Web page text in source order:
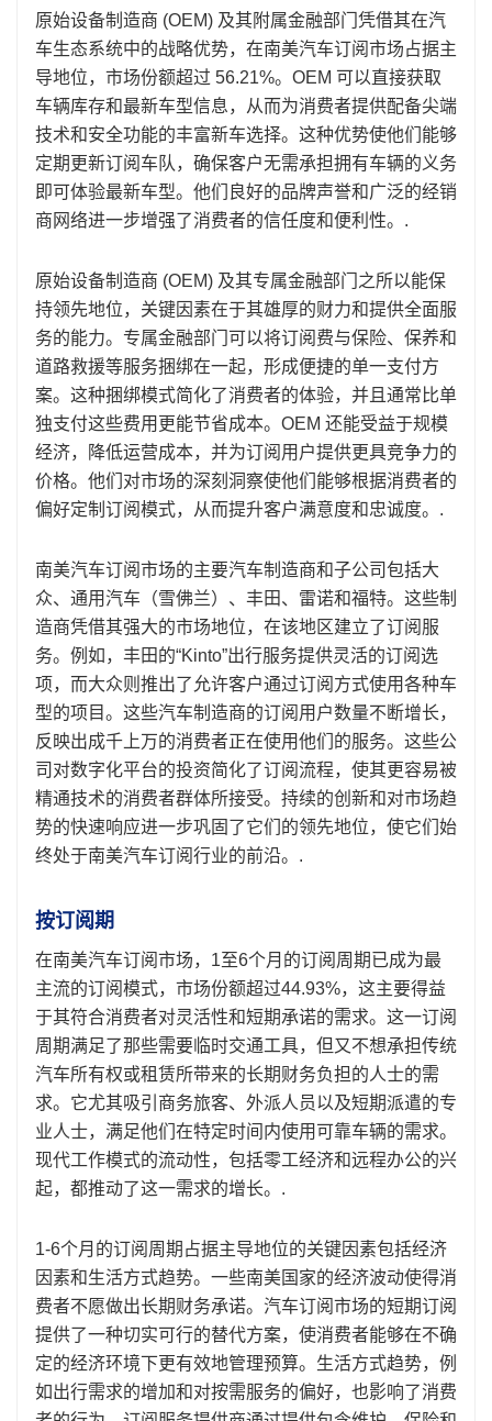
原始设备制造商 (OEM) 及其附属金融部门凭借其在汽
车生态系统中的战略优势，在南美汽车订阅市场占据主
导地位，市场份额超过 56.21%。OEM 可以直接获取
车辆库存和最新车型信息，从而为消费者提供配备尖端
技术和安全功能的丰富新车选择。这种优势使他们能够
定期更新订阅车队，确保客户无需承担拥有车辆的义务
即可体验最新车型。他们良好的品牌声誉和广泛的经销
商网络进一步增强了消费者的信任度和便利性。.
原始设备制造商 (OEM) 及其专属金融部门之所以能保
持领先地位，关键因素在于其雄厚的财力和提供全面服
务的能力。专属金融部门可以将订阅费与保险、保养和
道路救援等服务捆绑在一起，形成便捷的单一支付方
案。这种捆绑模式简化了消费者的体验，并且通常比单
独支付这些费用更能节省成本。OEM 还能受益于规模
经济，降低运营成本，并为订阅用户提供更具竞争力的
价格。他们对市场的深刻洞察使他们能够根据消费者的
偏好定制订阅模式，从而提升客户满意度和忠诚度。.
南美汽车订阅市场的主要汽车制造商和子公司包括大
众、通用汽车（雪佛兰）、丰田、雷诺和福特。这些制
造商凭借其强大的市场地位，在该地区建立了订阅服
务。例如，丰田的“Kinto”出行服务提供灵活的订阅选
项，而大众则推出了允许客户通过订阅方式使用各种车
型的项目。这些汽车制造商的订阅用户数量不断增长，
反映出成千上万的消费者正在使用他们的服务。这些公
司对数字化平台的投资简化了订阅流程，使其更容易被
精通技术的消费者群体所接受。持续的创新和对市场趋
势的快速响应进一步巩固了它们的领先地位，使它们始
终处于南美汽车订阅行业的前沿。.
按订阅期
在南美汽车订阅市场，1至6个月的订阅周期已成为最
主流的订阅模式，市场份额超过44.93%，这主要得益
于其符合消费者对灵活性和短期承诺的需求。这一订阅
周期满足了那些需要临时交通工具，但又不想承担传统
汽车所有权或租赁所带来的长期财务负担的人士的需
求。它尤其吸引商务旅客、外派人员以及短期派遣的专
业人士，满足他们在特定时间内使用可靠车辆的需求。
现代工作模式的流动性，包括零工经济和远程办公的兴
起，都推动了这一需求的增长。.
1-6个月的订阅周期占据主导地位的关键因素包括经济
因素和生活方式趋势。一些南美国家的经济波动使得消
费者不愿做出长期财务承诺。汽车订阅市场的短期订阅
提供了一种切实可行的替代方案，使消费者能够在不确
定的经济环境下更有效地管理预算。生活方式趋势，例
如出行需求的增加和对按需服务的偏好，也影响了消费